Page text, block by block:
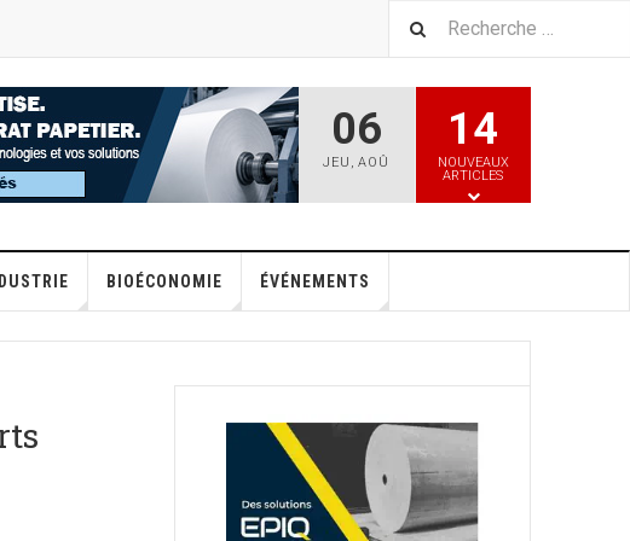
06
JEU ,AOÛ
14
NOUVEAUX
ARTICLES
BIOÉCONOMIE ÉVÉNEMENTS